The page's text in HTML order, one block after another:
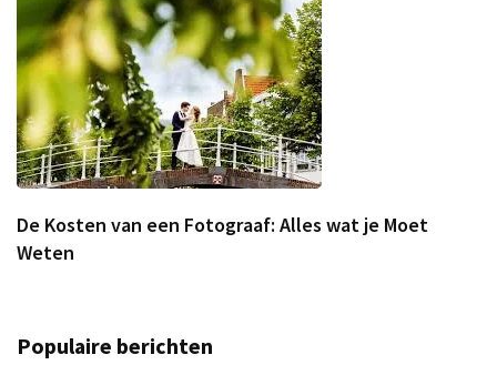
De Kosten van een Fotograaf: Alles wat je Moet
Weten
Populaire berichten